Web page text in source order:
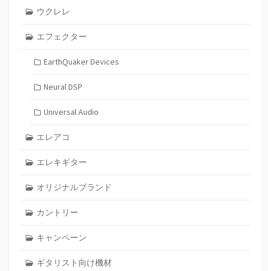
ウクレレ
エフェクター
EarthQuaker Devices
Neural DSP
Universal Audio
エレアコ
エレキギター
オリジナルブランド
カントリー
キャンペーン
ギタリスト向け機材